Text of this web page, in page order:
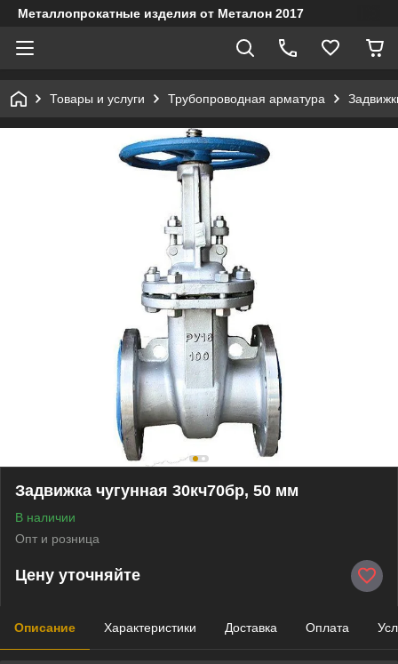
Металлопрокатные изделия от Металон 2017
Товары и услуги Трубопроводная арматура
Задвижка чугунная 30кч70бр, 50 мм
В наличии
Опт и розница
Цену уточняйте
Описание Характеристики Доставка Оплата